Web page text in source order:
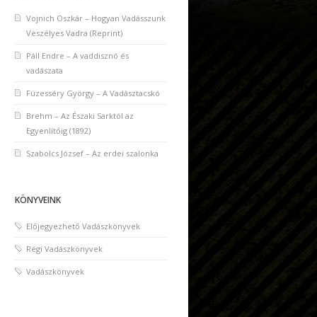
Vojnich Oszkár – Hogyan Vadásszunk
Veszélyes Vadra (Reprint)
Páll Endre – A vaddisznó és
vadászata
Füzesséry György – A Vadásztacskó
Brehm – Az Északi Sarktól az
Egyenlítőig (1892)
Szabolcs József – Az erdei szalonka
KÖNYVEINK
Előjegyezhető Vadászkönyvek
Régi Vadászkönyvek
Vadászkönyvek